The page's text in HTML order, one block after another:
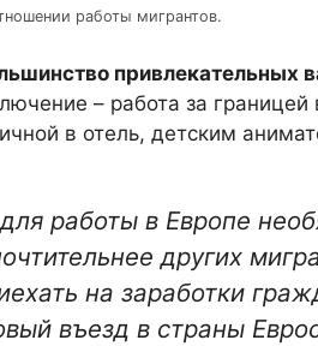
работы мигрантов.
привлекательных
– работа за границей
в отель, детским
работы в Европе
других
на заработки
въезд в страны